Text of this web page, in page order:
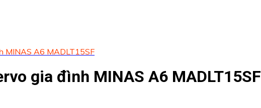
MINAS A6 MADLT15SF
gia đình MINAS A6 MADLT15SF